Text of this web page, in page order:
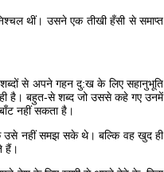
थीं। उसने एक तीखी हँसी से समाप्त
से अपने गहन दु:ख के लिए सहानुभूति
है। बहुत-से शब्द जो उससे कहे गए उनमें
नहीं सकता है।
उसे नहीं समझ सके थे। बल्कि वह खुद ही
हैं।